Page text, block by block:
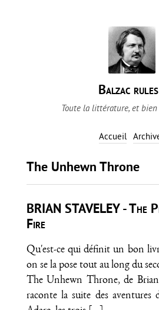
Balzac
Toute la littérature, et bien
Accueil
The Unhewn Throne
BRIAN STAVELEY - The
Fire
Qu'est-ce qui définit un bon
on se la pose tout au long du
The Unhewn Throne, de
raconte la suite des aventures